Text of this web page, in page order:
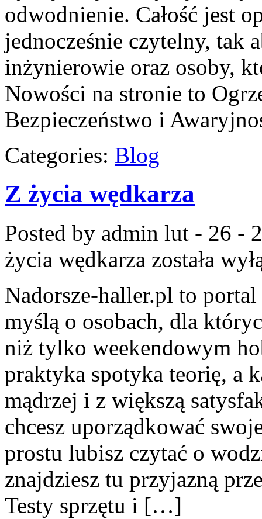
odwodnienie. Całość jest
jednocześnie czytelny, tak
inżynierowie oraz osoby,
Nowości na stronie to
Bezpieczeństwo i
Categories: Blog
Z życia wędkarza
Posted by admin lut - 26 -
życia wędkarza została
Nadorsze-haller.pl to
myślą o osobach, dla
niż tylko weekendowym
praktyka spotyka teorię, a
mądrzej i z większą
chcesz uporządkować
prostu lubisz czytać o
znajdziesz tu przyjazną
Testy sprzętu i […]